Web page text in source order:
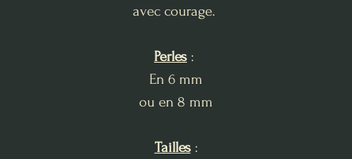
avec courage.
Perles :
En 6 mm
ou en 8 mm
Tailles: